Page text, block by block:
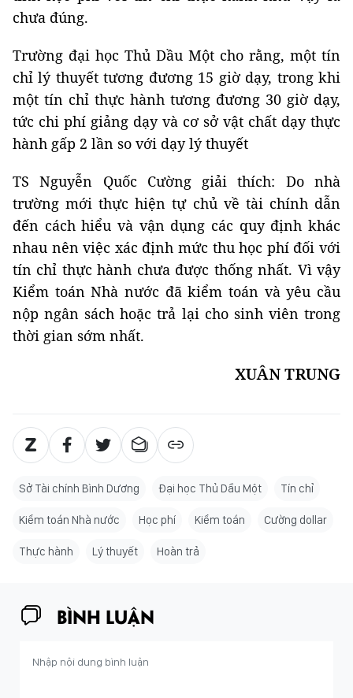
chưa đúng.
Trường đại học Thủ Dầu Một cho rằng, một tín
chỉ lý thuyết tương đương 15 giờ dạy, trong khi
một tín chỉ thực hành tương đương 30 giờ dạy,
tức chi phí giảng dạy và cơ sở vật chất dạy thực
hành gấp 2 lần so với dạy lý thuyết
TS Nguyễn Quốc Cường giải thích: Do nhà
trường mới thực hiện tự chủ về tài chính dẫn
đến cách hiểu và vận dụng các quy định khác
nhau nên việc xác định mức thu học phí đối với
tín chỉ thực hành chưa được thống nhất. Vì vậy
Kiểm toán Nhà nước đã kiểm toán và yêu cầu
nộp ngân sách hoặc trả lại cho sinh viên trong
thời gian sớm nhất.
XUÂN TRUNG
Sở Tài chính Bình Dương Đại học Thủ Dầu Một Tín chỉ
Kiểm toán Nhà nước Học phí Kiểm toán Cường dollar
Thực hành Lý thuyết Hoàn trả
BÌNH LUẬN